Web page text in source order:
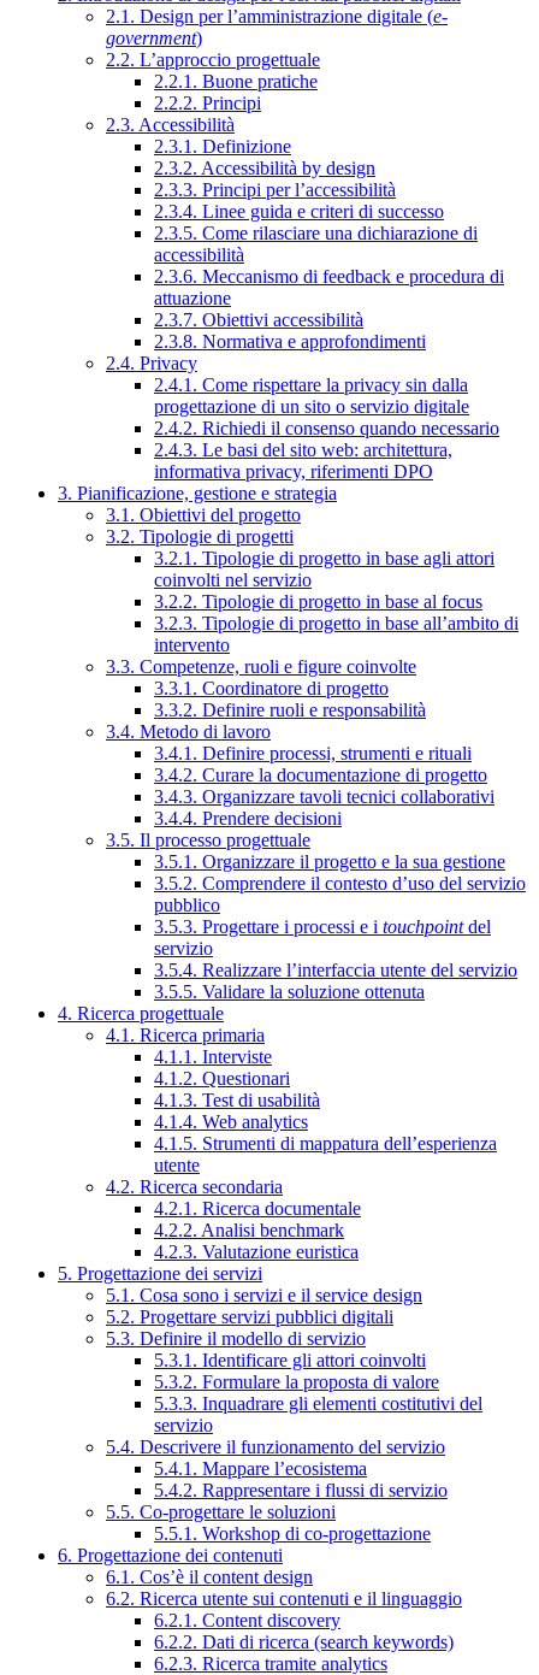
2.1. Design per l’amministrazione digitale (e-
government)
2.2. L’approccio progettuale
2.2.1. Buone pratiche
2.2.2. Principi
2.3. Accessibilità
2.3.1. Definizione
2.3.2. Accessibilità by design
2.3.3. Principi per l’accessibilità
2.3.4. Linee guida e criteri di successo
2.3.5. Come rilasciare una dichiarazione di
accessibilità
2.3.6. Meccanismo di feedback e procedura di
attuazione
2.3.7. Obiettivi accessibilità
2.3.8. Normativa e approfondimenti
2.4. Privacy
2.4.1. Come rispettare la privacy sin dalla
progettazione di un sito o servizio digitale
2.4.2. Richiedi il consenso quando necessario
2.4.3. Le basi del sito web: architettura,
informativa privacy, riferimenti DPO
3. Pianificazione, gestione e strategia
3.1. Obiettivi del progetto
3.2. Tipologie di progetti
3.2.1. Tipologie di progetto in base agli attori
coinvolti nel servizio
3.2.2. Tipologie di progetto in base al focus
3.2.3. Tipologie di progetto in base all’ambito di
intervento
3.3. Competenze, ruoli e figure coinvolte
3.3.1. Coordinatore di progetto
3.3.2. Definire ruoli e responsabilità
3.4. Metodo di lavoro
3.4.1. Definire processi, strumenti e rituali
3.4.2. Curare la documentazione di progetto
3.4.3. Organizzare tavoli tecnici collaborativi
3.4.4. Prendere decisioni
3.5. Il processo progettuale
3.5.1. Organizzare il progetto e la sua gestione
3.5.2. Comprendere il contesto d’uso del servizio
pubblico
3.5.3. Progettare i processi e i touchpointdel
servizio
3.5.4. Realizzare l’interfaccia utente del servizio
3.5.5. Validare la soluzione ottenuta
4. Ricerca progettuale
4.1. Ricerca primaria
4.1.1. Interviste
4.1.2. Questionari
4.1.3. Test di usabilità
4.1.4. Web analytics
4.1.5. Strumenti di mappatura dell’esperienza
utente
4.2. Ricerca secondaria
4.2.1. Ricerca documentale
4.2.2. Analisi benchmark
4.2.3. Valutazione euristica
5. Progettazione dei servizi
5.1. Cosa sono i servizi e il service design
5.2. Progettare servizi pubblici digitali
5.3. Definire il modello di servizio
5.3.1. Identificare gli attori coinvolti
5.3.2. Formulare la proposta di valore
5.3.3. Inquadrare gli elementi costitutivi del
servizio
5.4. Descrivere il funzionamento del servizio
5.4.1. Mappare l’ecosistema
5.4.2. Rappresentare i flussi di servizio
5.5. Co-progettare le soluzioni
5.5.1. Workshop di co-progettazione
6. Progettazione dei contenuti
6.1. Cos’è il content design
6.2. Ricerca utente sui contenuti e il linguaggio
6.2.1. Content discovery
6.2.2. Dati di ricerca (search keywords)
6.2.3. Ricerca tramite analytics